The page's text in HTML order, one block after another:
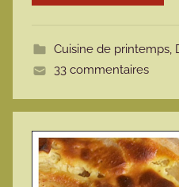
t
e
Cuisine de printemps,
33 commentaires